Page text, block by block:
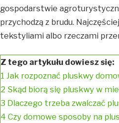
gospodarstwie
przychodzą z brudu.
tekstyliami albo rzeczami
Z tego artykułu dowiesz się:
1 Jak rozpoznać pluskwy
2 Skąd biorą się pluskwy w
3 Dlaczego trzeba zwalczać
4 Czy domowe sposoby na